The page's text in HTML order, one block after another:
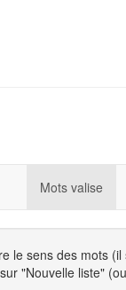
Mots valise
le sens des mots (il
"Nouvelle liste"